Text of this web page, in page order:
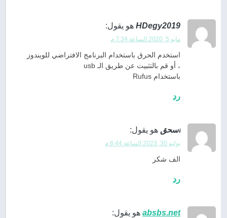
HDegy2019 هو يقول:
مايو 5, 2020 الساعة 7:34 م
استخدم الحرق باستخدام البرنامج الافتراضي للويندوز
، أو قم بالتثبيت عن طريق الـ usb
باستخدام Rufus
رد
اسحق هو يقول:
يوليو 30, 2023 الساعة 6:44 م
الف شكر
رد
absbs.net هو يقول: